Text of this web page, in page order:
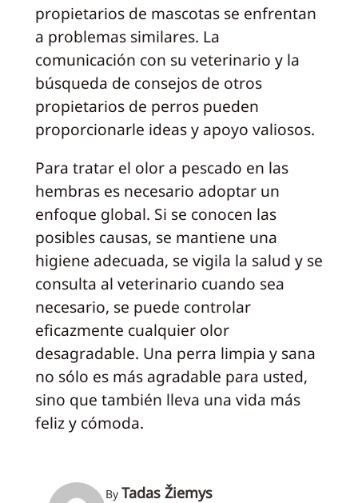
propietarios de mascotas se enfrentan
a problemas similares. La
comunicación con su veterinario y la
búsqueda de consejos de otros
propietarios de perros pueden
proporcionarle ideas y apoyo valiosos.
Para tratar el olor a pescado en las
hembras es necesario adoptar un
enfoque global. Si se conocen las
posibles causas, se mantiene una
higiene adecuada, se vigila la salud y se
consulta al veterinario cuando sea
necesario, se puede controlar
eficazmente cualquier olor
desagradable. Una perra limpia y sana
no sólo es más agradable para usted,
sino que también lleva una vida más
feliz y cómoda.
By Tadas Žiemys